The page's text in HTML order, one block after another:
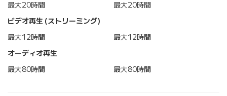
最大20時間
最大20時間
ビデオ再生 (ストリーミング)
最大12時間
最大12時間
オーディオ再生
最大80時間
最大80時間